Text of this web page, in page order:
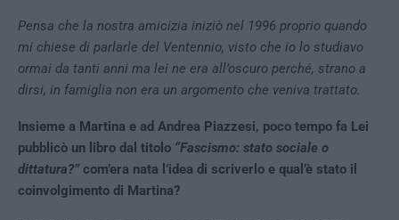
Pensa che la nostra amicizia iniziò nel 1996 proprio quando
mi chiese di parlarle del Ventennio, visto che io lo studiavo
ormai da tanti anni ma lei ne era all’oscuro perché, strano a
dirsi, in famiglia non era un argomento che veniva trattato.
Insieme a Martina e ad Andrea Piazzesi, poco tempo fa Lei
pubblicò un libro dal titolo “Fascismo: stato sociale o
dittatura?” com’era nata l’idea di scriverlo e qual’è stato il
coinvolgimento di Martina?